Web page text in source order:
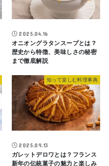
2025.04.16
オニオングラタンスープとは？
歴史から特徴、美味しさの秘密
まで徹底解説
知って楽しむ料理事典
2025.09.13
ガレットデロワとは？フランス
新年の伝統菓子の魅力と楽しみ